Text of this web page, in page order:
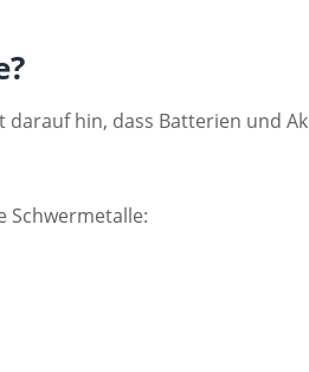
darauf hin, dass Batterien und
Schwermetalle: